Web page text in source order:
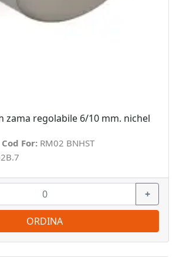
zama regolabile 6/10 mm. nichel
Cod For: RM02 BNHST
+
ORDINA